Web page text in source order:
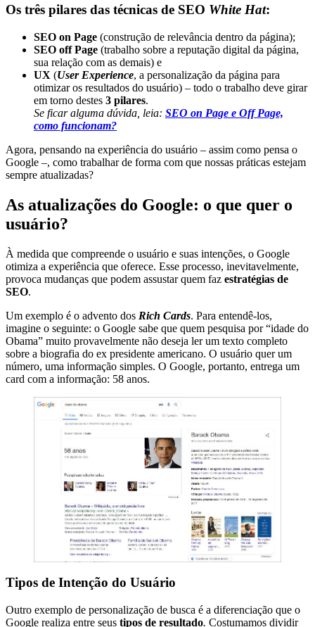
Os três pilares das técnicas de SEO White Hat:
SEO on Page (construção de relevância dentro da página);
SEO off Page (trabalho sobre a reputação digital da página,
sua relação com as demais) e
UX (User Experience, a personalização da página para
otimizar os resultados do usuário) – todo o trabalho deve girar
em torno destes 3 pilares.
Se ficar alguma dúvida, leia: SEO on Page e Off Page,
como funcionam?
Agora, pensando na experiência do usuário – assim como pensa o
Google –, como trabalhar de forma com que nossas práticas estejam
sempre atualizadas?
As atualizações do Google: o que quer o
usuário?
À medida que compreende o usuário e suas intenções, o Google
otimiza a experiência que oferece. Esse processo, inevitavelmente,
provoca mudanças que podem assustar quem faz estratégias de
SEO.
Um exemplo é o advento dos Rich Cards. Para entendê-los,
imagine o seguinte: o Google sabe que quem pesquisa por “idade do
Obama” muito provavelmente não deseja ler um texto completo
sobre a biografia do ex presidente americano. O usuário quer um
número, uma informação simples. O Google, portanto, entrega um
card com a informação: 58 anos.
Tipos de Intenção do Usuário
Outro exemplo de personalização de busca é a diferenciação que o
Google realiza entre seus tipos de resultado. Costumamos dividir